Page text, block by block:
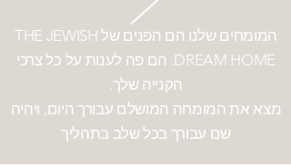
המומחים שלנו הם הפנים של THE JEWISH
DREAM HOME. הם פה
לענות על כל צרכי
הקנייה שלך.
מצא את המומחה המושלם עבורך היום, ויהיה
שם עבורך בכל שלב בתהליך